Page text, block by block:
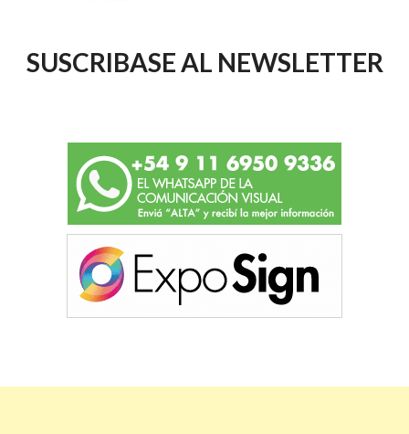
SUSCRIBASE AL NEWSLETTER